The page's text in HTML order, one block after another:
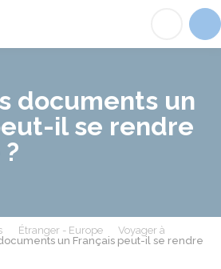
documents un
il se rendre
Étranger - Europe
Voyager à
un Français peut-il se rendre